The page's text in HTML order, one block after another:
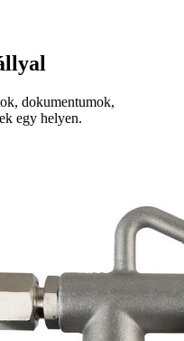
dokumentumok,
egy helyen.